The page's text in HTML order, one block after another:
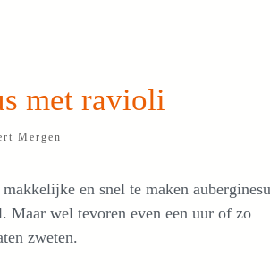
met ravioli
Mergen
en snel te maken
Maar wel tevoren even een uur of zo
zweten.